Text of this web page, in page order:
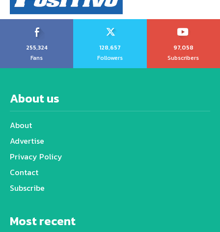
255,324
Fans
128,657
Followers
97,058
Subscribers
About us
About
Advertise
Privacy Policy
Contact
Subscribe
Most recent